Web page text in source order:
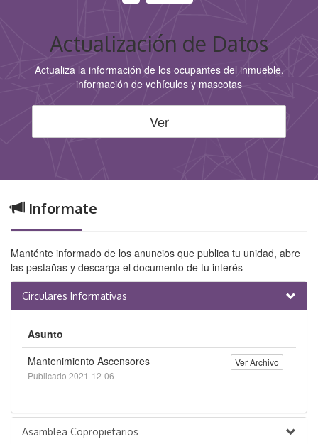
Actualización de Datos
Actualiza la información de los ocupantes del inmueble,
información de vehículos y mascotas
Ver
Informate
Manténte informado de los anuncios que publica tu unidad, abre
las pestañas y descarga el documento de tu interés
Circulares Informativas
Asunto
Mantenimiento Ascensores
Publicado 2021-12-06
Ver Archivo
Asamblea Copropietarios